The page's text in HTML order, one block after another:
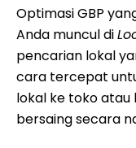
Optimasi GBP
Anda muncul di
pencarian lokal
cara tercepat
lokal ke toko atau
bersaing secara